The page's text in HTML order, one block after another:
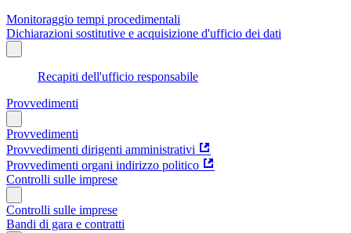
Monitoraggio tempi procedimentali
Dichiarazioni sostitutive e acquisizione d'ufficio dei dati
Recapiti dell'ufficio responsabile
Provvedimenti
Provvedimenti
Provvedimenti dirigenti amministrativi
Provvedimenti organi indirizzo politico
Controlli sulle imprese
Controlli sulle imprese
Bandi di gara e contratti